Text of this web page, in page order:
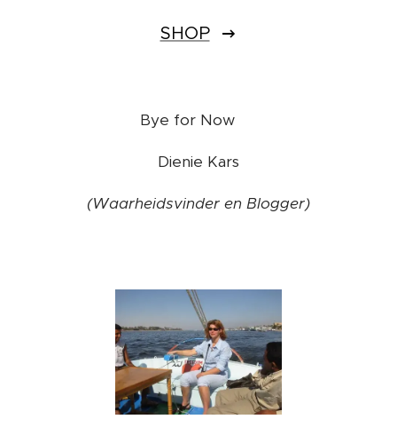
SHOP
Bye for Now ❤️
Dienie Kars
(Waarheidsvinder en Blogger)